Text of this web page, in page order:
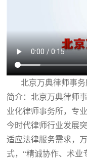
北京万典律师事务
简介：北京万典律师
业化律师事务所，专
今时代律师行业发展
适应法律服务需求，
式，“精诚协作、术业